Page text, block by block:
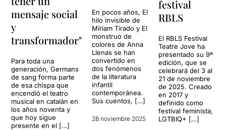
mensaje social
y
transformador"
Para toda una
generación, Germans
de sang forma parte
de esa chispa que
encendió el teatro
musical en catalán en
los años noventa y
que hoy sigue
presente en el […]
En pocos años, El
hilo invisible de
Míriam Tirado y El
monstruo de
colores de Anna
Llenas se han
convertido en
dos fenómenos
de la literatura
infantil
contemporánea.
Sus cuentos, […]
28 noviembre 2025
festival
RBLS
El RBLS Festival
Teatre Jove ha
presentado su 9ª
edición, que se
celebrará del 3 al
21 de noviembre
de 2025. Creado
en 2017 y
definido como
festival feminista,
LGTBIQ+ […]